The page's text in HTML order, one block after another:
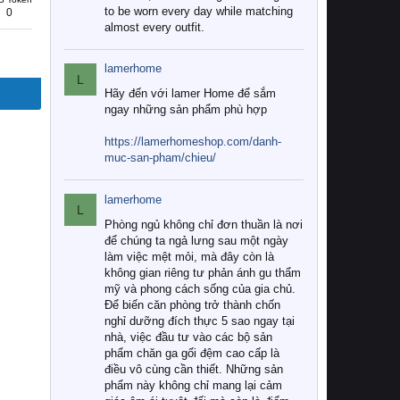
0
to be worn every day while matching
almost every outfit.
L
lamerhome
Hãy đến với lamer Home để sắm
ngay những sản phẩm phù hợp
https://lamerhomeshop.com/danh-
muc-san-pham/chieu/
L
lamerhome
Phòng ngủ không chỉ đơn thuần là nơi
để chúng ta ngả lưng sau một ngày
làm việc mệt mỏi, mà đây còn là
không gian riêng tư phản ánh gu thẩm
mỹ và phong cách sống của gia chủ.
Để biến căn phòng trở thành chốn
nghỉ dưỡng đích thực 5 sao ngay tại
nhà, việc đầu tư vào các bộ sản
phẩm chăn ga gối đệm cao cấp là
điều vô cùng cần thiết. Những sản
phẩm này không chỉ mang lại cảm